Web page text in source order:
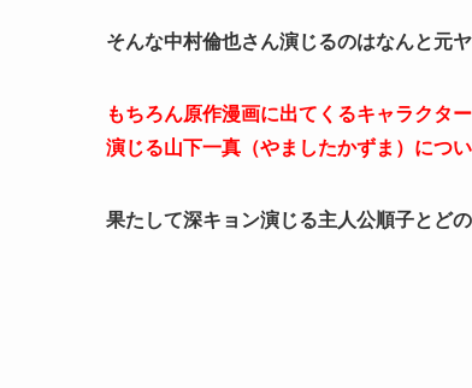
そんな中村倫也さん演じるのはなんと元ヤ
もちろん原作漫画に出てくるキャラクタ
演じる山下一真（やましたかずま）につ
果たして深キョン演じる主人公順子とど